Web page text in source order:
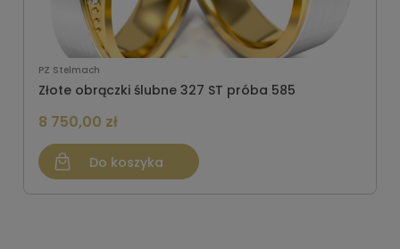
PZ Stelmach
Złote obrączki ślubne 327 ST próba 585
8 750,00 zł
Do koszyka